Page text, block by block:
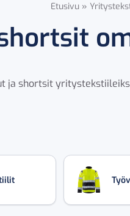
Etusivu »
ja shortsit